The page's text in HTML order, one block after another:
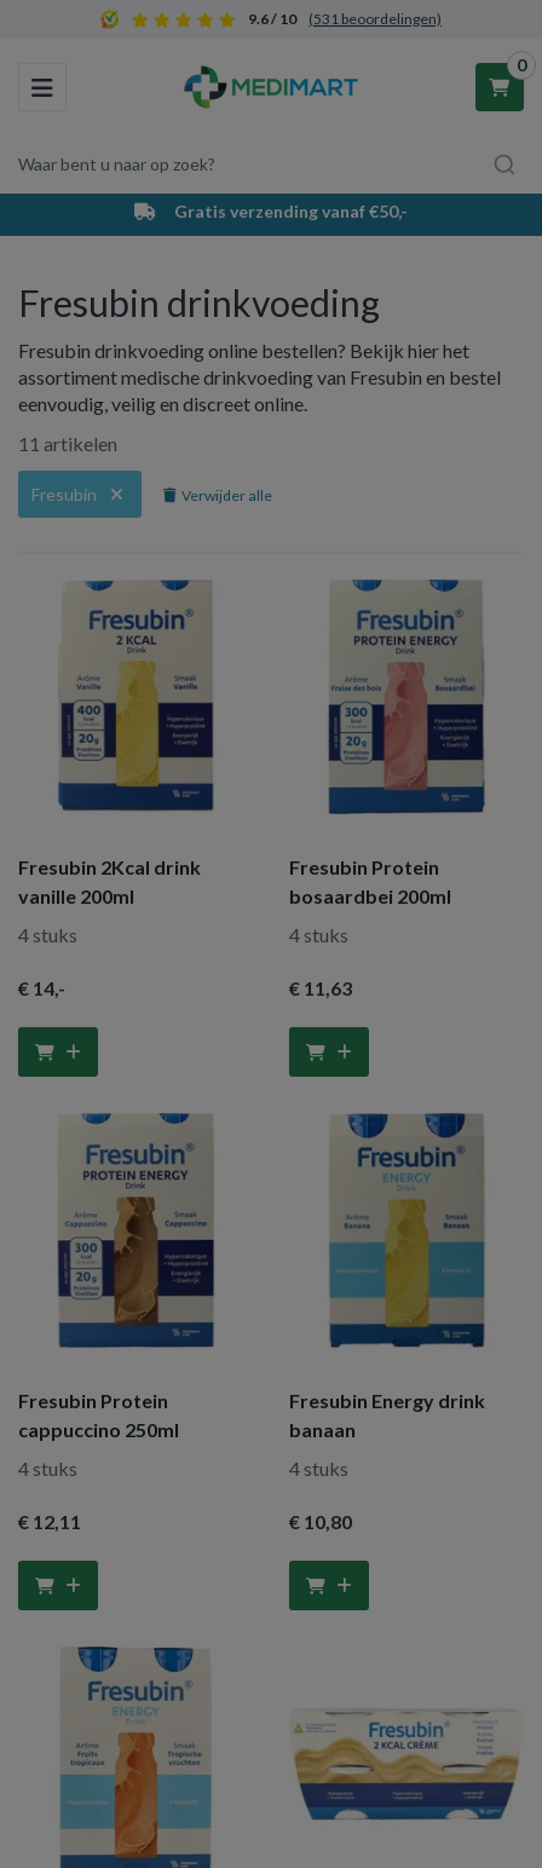
9.6 / 10 (531 beoordelingen)
Toggle navigation
Waar bent u naar op zoek?
0
Winkelwagen
Uw winkelwagen is leeg.
Vul hem met producten.
Gratis verzending vanaf €50,-
Fresubin drinkvoeding
Fresubin drinkvoeding online bestellen? Bekijk hier het
assortiment medische drinkvoeding van Fresubin en bestel
eenvoudig, veilig en discreet online.
11 artikelen
Fresubin Verwijder alle
Fresubin 2Kcal drink
vanille 200ml
4 stuks
€ 14,-
Fresubin Protein
bosaardbei 200ml
4 stuks
€ 11,63
Fresubin Protein
cappuccino 250ml
4 stuks
€ 12,11
Fresubin Energy drink
banaan
4 stuks
€ 10,80